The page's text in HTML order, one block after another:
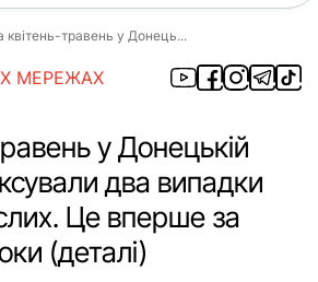
Новини
Окупація
Війна
Освіта
Медицина
Історія
квітень-травень у Донець...
МЕРЕЖАХ
у Донецькій
два випадки
Це вперше за
(деталі)